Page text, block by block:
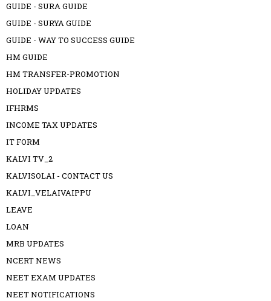
GUIDE - SURA GUIDE
GUIDE - SURYA GUIDE
GUIDE - WAY TO SUCCESS GUIDE
HM GUIDE
HM TRANSFER-PROMOTION
HOLIDAY UPDATES
IFHRMS
INCOME TAX UPDATES
IT FORM
KALVI TV_2
KALVISOLAI - CONTACT US
KALVI_VELAIVAIPPU
LEAVE
LOAN
MRB UPDATES
NCERT NEWS
NEET EXAM UPDATES
NEET NOTIFICATIONS